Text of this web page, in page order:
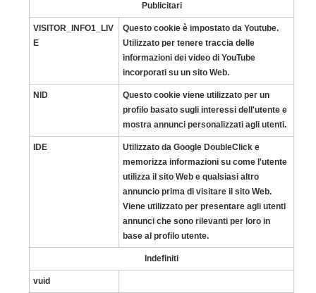
Publicitari
VISITOR_INFO1_LIV
E
Questo cookie è impostato da Youtube.
Utilizzato per tenere traccia delle
informazioni dei video di YouTube
incorporati su un sito Web.
NID
Questo cookie viene utilizzato per un
profilo basato sugli interessi dell'utente e
mostra annunci personalizzati agli utenti.
IDE
Utilizzato da Google DoubleClick e
memorizza informazioni su come l'utente
utilizza il sito Web e qualsiasi altro
annuncio prima di visitare il sito Web.
Viene utilizzato per presentare agli utenti
annunci che sono rilevanti per loro in
base al profilo utente.
Indefiniti
vuid